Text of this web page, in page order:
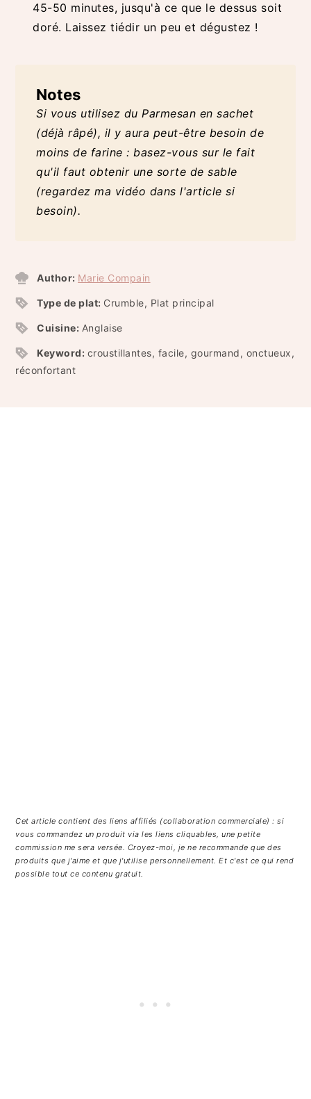
45-50 minutes, jusqu'à ce que le dessus soit
doré. Laissez tiédir un peu et dégustez !
Notes
Si vous utilisez du Parmesan en sachet
(déjà râpé), il y aura peut-être besoin de
moins de farine : basez-vous sur le fait
qu'il faut obtenir une sorte de sable
(regardez ma vidéo dans l'article si
besoin).
Author: Marie Compain
Type de plat: Crumble, Plat principal
Cuisine: Anglaise
Keyword: croustillantes, facile, gourmand, onctueux,
réconfortant
Cet article contient des liens affiliés (collaboration commerciale) : si
vous commandez un produit via les liens cliquables, une petite
commission me sera versée. Croyez-moi, je ne recommande que des
produits que j'aime et que j'utilise personnellement. Et c'est ce qui rend
possible tout ce contenu gratuit.